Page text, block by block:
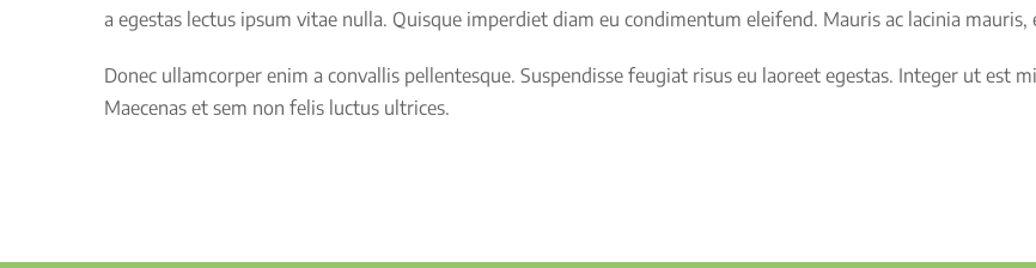
a egestas lectus ipsum vitae nulla. Quisque imperdiet diam eu condimentum eleifend. Mauris ac lacinia mauris,
Donec ullamcorper enim a convallis pellentesque. Suspendisse feugiat risus eu laoreet egestas. Integer ut est
Maecenas et sem non felis luctus ultrices.